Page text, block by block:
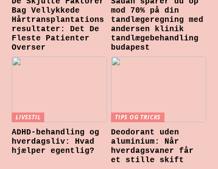
Bag Vellykkede
Hårtransplantations
resultater: Det De
Fleste Patienter
Overser
mod 70% på din
tandlægeregning med
andersen klinik
tandlægebehandling
budapest
LIVSSTIL
ADHD-behandling og
hverdagsliv: Hvad
hjælper egentlig?
TIPS OG TRICKS
Deodorant uden
aluminium: Når
hverdagsvaner får
et stille skift